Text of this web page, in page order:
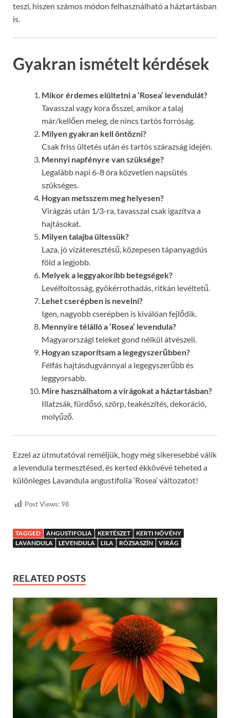
teszi, hiszen számos módon felhasználható a háztartásban
is.
Gyakran ismételt kérdések
Mikor érdemes elültetni a ‘Rosea’ levendulát?
Tavasszal vagy kora ősszel, amikor a talaj
már/kellően meleg, de nincs tartós forróság.
Milyen gyakran kell öntözni?
Csak friss ültetés után és tartós szárazság idején.
Mennyi napfényre van szüksége?
Legalább napi 6-8 óra közvetlen napsütés
szükséges.
Hogyan metsszem meg helyesen?
Virágzás után 1/3-ra, tavasszal csak igazítva a
hajtásokat.
Milyen talajba ültessük?
Laza, jó vízáteresztésű, közepesen tápanyagdús
föld a legjobb.
Melyek a leggyakoribb betegségek?
Levélfoltosság, gyökérrothadás, ritkán levéltetű.
Lehet cserépben is nevelni?
Igen, nagyobb cserépben is kiválóan fejlődik.
Mennyire télálló a ‘Rosea’ levendula?
Magyarországi teleket gond nélkül átvészeli.
Hogyan szaporítsam a legegyszerűbben?
Félfás hajtásdugvánnyal a legegyszerűbb és
leggyorsabb.
Mire használhatom a virágokat a háztartásban?
Illatzsák, fürdősó, szörp, teakészítés, dekoráció,
molyűző.
Ezzel az útmutatóval reméljük, hogy még sikeresebbé válik
a levendula termesztésed, és kerted ékkövévé teheted a
különleges Lavandula angustifolia ‘Rosea’ változatot!
Post Views: 98
TAGGED ANGUSTIFOLIA KERTÉSZET
KERTI NÖVÉNY
LAVANDULA
LEVENDULA LILA RÓZSASZÍN VIRÁG
RELATED POSTS